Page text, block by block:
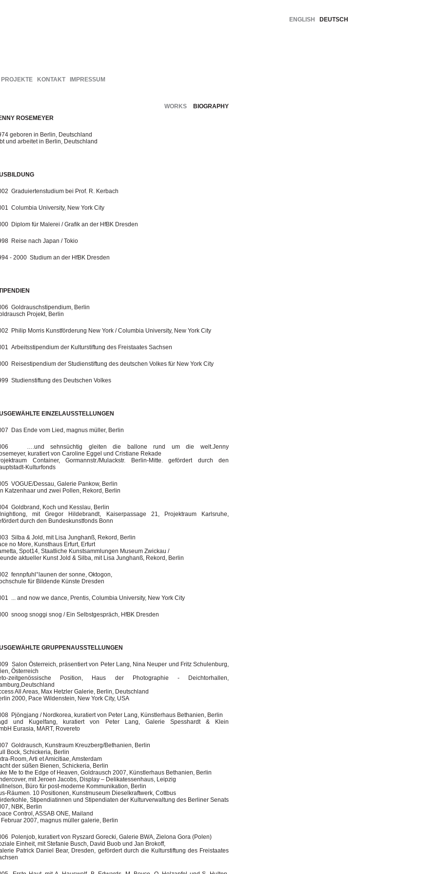
ENGLISH DEUTSCH
PROJEKTE KONTAKT IMPRESSUM
WORKS
BIOGRAPHY
ROSEMEYER
geboren in Berlin, Deutschland
und arbeitet in Berlin, Deutschland
Graduiertenstudium bei Prof. R. Kerbach
Columbia University, New York City
Diplom für Malerei / Grafik an der HfBK Dresden
Reise nach Japan / Tokio
- 2000 Studium an der HfBK Dresden
Goldrauschstipendium, Berlin
Projekt, Berlin
Philip Morris Kunstförderung New York / Columbia University, New York City
Arbeitsstipendium der Kulturstiftung des Freistaates Sachsen
Reisestipendium der Studienstiftung des deutschen Volkes für New York City
Studienstiftung des Deutschen Volkes
EINZELAUSSTELLUNGEN
Das Ende vom Lied, magnus müller, Berlin
….und sehnsüchtig gleiten die ballone rund um die welt.Jenny
kuratiert von Caroline Eggel und Cristiane Rekade
Container, Gormannstr./Mulackstr. Berlin-Mitte. gefördert durch den
Kulturfonds
VOGUE/Dessau, Galerie Pankow, Berlin
Katzenhaar und zwei Pollen, Rekord, Berlin
Goldbrand, Koch und Kesslau, Berlin
mit Gregor Hildebrandt, Kaiserpassage 21, Projektraum Karlsruhe,
durch den Bundeskunstfonds Bonn
Silba & Jold, mit Lisa Junghanß, Rekord, Berlin
no More, Kunsthaus Erfurt, Erfurt
Spot14, Staatliche Kunstsammlungen Museum Zwickau /
aktueller Kunst Jold & Silba, mit Lisa Junghanß, Rekord, Berlin
fennpfuhl°launen der sonne, Oktogon,
für Bildende Künste Dresden
... and now we dance, Prentis, Columbia University, New York City
snoog snoggi snog / Ein Selbstgespräch, HfBK Dresden
GRUPPENAUSSTELLUNGEN
Salon Österreich, präsentiert von Peter Lang, Nina Neuper und Fritz Schulenburg,
Österreich
zeitgenössische Position, Haus der Photographie - Deichtorhallen,
All Areas, Max Hetzler Galerie, Berlin, Deutschland
2000, Pace Wildenstein, New York City, USA
Pjöngjang / Nordkorea, kuratiert von Peter Lang, Künstlerhaus Bethanien, Berlin
und Kugelfang, kuratiert von Peter Lang, Galerie Spesshardt & Klein
Eurasia, MART, Rovereto
Goldrausch, Kunstraum Kreuzberg/Bethanien, Berlin
Bock, Schickeria, Berlin
Room, Arti et Amicitiae, Amsterdam
der süßen Bienen, Schickeria, Berlin
Me to the Edge of Heaven, Goldrausch 2007, Künstlerhaus Bethanien, Berlin
mit Jeroen Jacobs, Display – Delikatessenhaus, Leipzig
Büro für post-moderne Kommunikation, Berlin
Räumen. 10 Positionen, Kunstmuseum Dieselkraftwerk, Cottbus
Stipendiatinnen und Stipendiaten der Kulturverwaltung des Berliner Senats
NBK, Berlin
Control, ASSAB ONE, Mailand
Februar 2007, magnus müller galerie, Berlin
Polenjob, kuratiert von Ryszard Gorecki, Galerie BWA, Zielona Gora (Polen)
Einheit, mit Stefanie Busch, David Buob und Jan Brokoff,
Patrick Daniel Bear, Dresden, gefördert durch die Kulturstiftung des Freistaates